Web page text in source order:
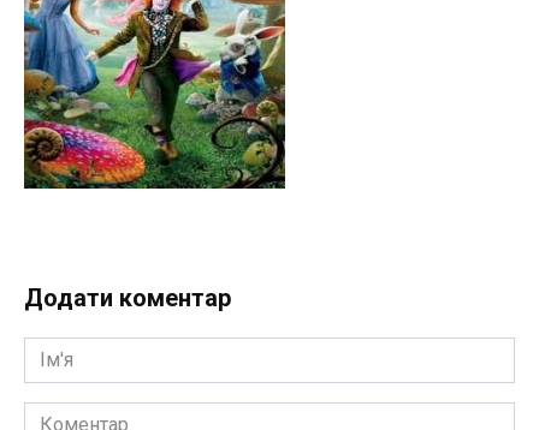
Додати коментар
Ім'я
Коментар